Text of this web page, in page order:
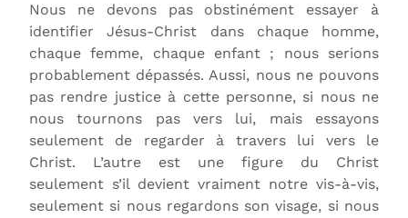
Nous ne devons pas obstinément essayer à
identifier Jésus-Christ dans chaque homme,
chaque femme, chaque enfant ; nous serions
probablement dépassés. Aussi, nous ne pouvons
pas rendre justice à cette personne, si nous ne
nous tournons pas vers lui, mais essayons
seulement de regarder à travers lui vers le
Christ. L’autre est une figure du Christ
seulement s’il devient vraiment notre vis-à-vis,
seulement si nous regardons son visage, si nous